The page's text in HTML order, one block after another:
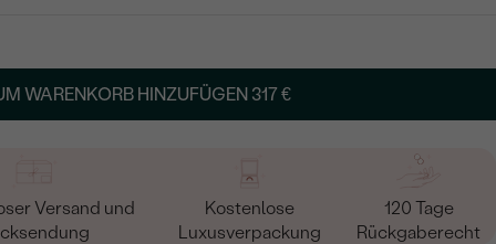
WARENKORB HINZUFÜGEN 317 €
Versand und
Kostenlose
Luxusverpackung
120 Tage
Rückgaberecht